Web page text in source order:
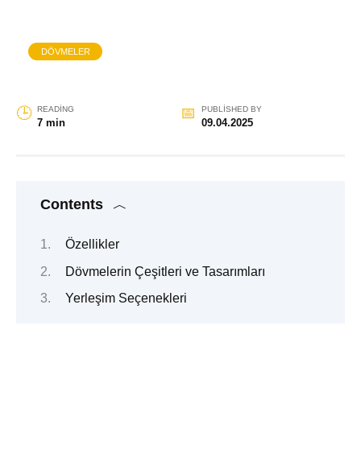
DÖVMELER
READING
7 min
PUBLISHED BY
09.04.2025
Contents
Özellikler
Dövmelerin Çeşitleri ve Tasarımları
Yerleşim Seçenekleri